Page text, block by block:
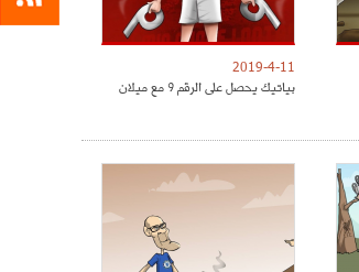
2019-4-11
بياتيك يحصل على الرقم 9 مع ميلان